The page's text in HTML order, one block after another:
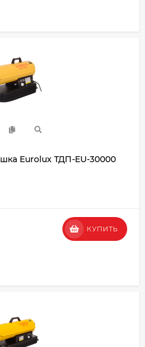
Eurolux ТДП-EU-30000
КУПИТЬ